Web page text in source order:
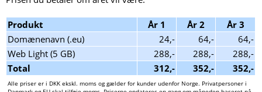
Produkt År 1 År 2
År 3
Domænenavn (.eu)
24,- 64,-
64,-
Web Light (5 GB)
288,- 288,-
288,-
Total
312,- 352,- 352,-
Alle priser er i DKK ekskl. moms og gælder for kunder udenfor Norge. Privatpersoner i